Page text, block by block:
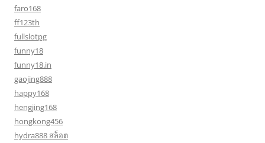
faro168
ff123th
fullslotpg
funny18
funny18.in
gaojing888
happy168
hengjing168
hongkong456
hydra888 สล็อต